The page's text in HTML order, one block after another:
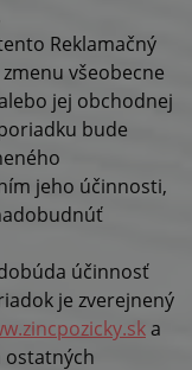
Reklamačný
všeobecne
jej obchodnej
bude
jeho účinnosti,
účinnosť
je zverejnený
a
ostatných